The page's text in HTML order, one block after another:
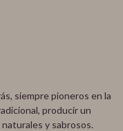
siempre pioneros en la
producir un
y sabrosos.